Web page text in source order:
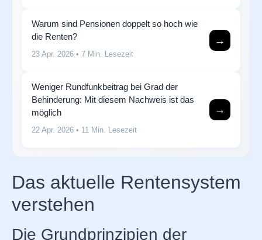
Warum sind Pensionen doppelt so hoch wie
die Renten?
23 Apr. 2026 • 7 Min. Lesezeit
→
Weniger Rundfunkbeitrag bei Grad der
Behinderung: Mit diesem Nachweis ist das
möglich
22 Apr. 2026 • 11 Min. Lesezeit
→
Das aktuelle Rentensystem
verstehen
Die Grundprinzipien der